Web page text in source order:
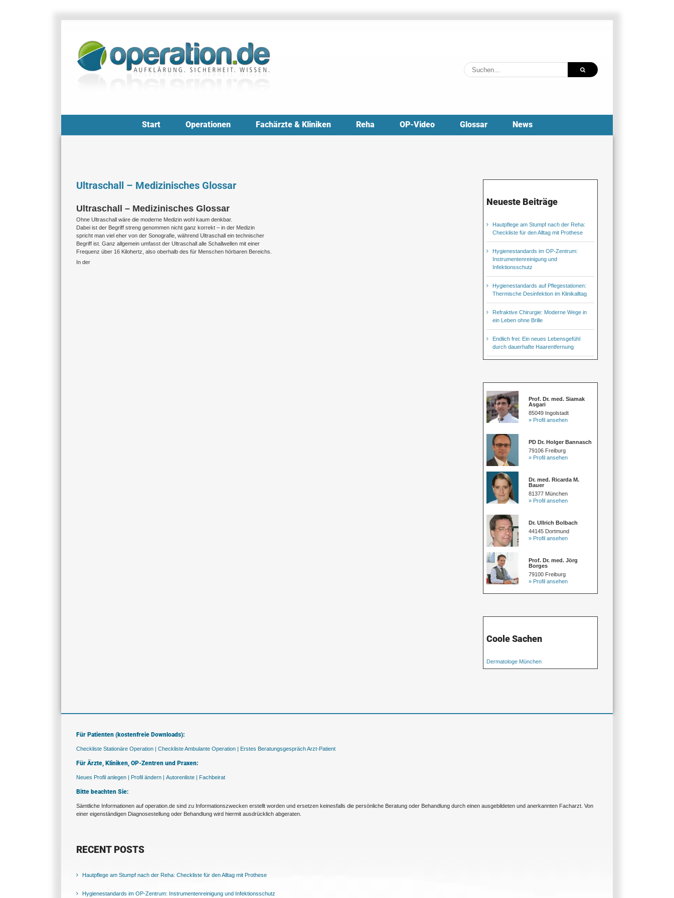
Suche
nach:
Start Operationen Fachärzte & Kliniken Reha OP-Video Glossar News
Ultraschall – Medizinisches Glossar
Ultraschall – Medizinisches Glossar
Ohne Ultraschall wäre die moderne Medizin wohl kaum denkbar.
Dabei ist der Begriff streng genommen nicht ganz korrekt – in der Medizin
spricht man viel eher von der Sonografie, während Ultraschall ein technischer
Begriff ist. Ganz allgemein umfasst der Ultraschall alle Schallwellen mit einer
Frequenz über 16 Kilohertz, also oberhalb des für Menschen hörbaren Bereichs.
In der
Neueste Beiträge
Hautpflege am Stumpf nach der Reha:
Checkliste für den Alltag mit Prothese
Hygienestandards im OP-Zentrum:
Instrumentenreinigung und
Infektionsschutz
Hygienestandards auf Pflegestationen:
Thermische Desinfektion im Klinikalltag
Refraktive Chirurgie: Moderne Wege in
ein Leben ohne Brille
Endlich frei: Ein neues Lebensgefühl
durch dauerhafte Haarentfernung
Prof. Dr. med. Siamak
Asgari
85049 Ingolstadt
» Profil ansehen
PD Dr. Holger Bannasch
79106 Freiburg
» Profil ansehen
Dr. med. Ricarda M.
Bauer
81377 München
» Profil ansehen
Dr. Ullrich Bolbach
44145 Dortmund
» Profil ansehen
Prof. Dr. med. Jörg
Borges
79100 Freiburg
» Profil ansehen
Coole Sachen
Dermatologe München
Für Patienten (kostenfreie Downloads):
Checkliste Stationäre Operation | Checkliste Ambulante Operation | Erstes Beratungsgespräch Arzt-Patient
Für Ärzte, Kliniken, OP-Zentren und Praxen:
Neues Profil anlegen | Profil ändern | Autorenliste | Fachbeirat
Bitte beachten Sie:
Sämtliche Informationen auf operation.de sind zu Informationszwecken erstellt worden und ersetzen keinesfalls die persönliche Beratung oder Behandlung durch einen ausgebildeten und anerkannten Facharzt. Von
einer eigenständigen Diagnosestellung oder Behandlung wird hiermit ausdrücklich abgeraten.
RECENT POSTS
Hautpflege am Stumpf nach der Reha: Checkliste für den Alltag mit Prothese
Hygienestandards im OP-Zentrum: Instrumentenreinigung und Infektionsschutz